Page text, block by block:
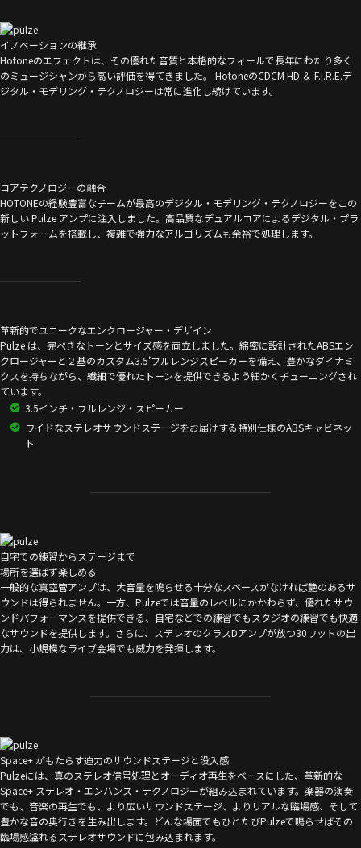
イノベーションの継承
Hotoneのエフェクトは、その優れた音質と本格的なフィールで長年にわたり多く
のミュージシャンから高い評価を得てきました。 HotoneのCDCM HD ＆ F.I.R.E.デ
ジタル・モデリング・テクノロジーは常に進化し続けています。
コアテクノロジーの融合
HOTONEの経験豊富なチームが最高のデジタル・モデリング・テクノロジーをこの
新しい Pulze アンプに注入しました。高品質なデュアルコアによるデジタル・プラ
ットフォームを搭載し、複雑で強力なアルゴリズムも余裕で処理します。
革新的でユニークなエンクロージャー・デザイン
Pulze は、完ぺきなトーンとサイズ感を両立しました。綿密に設計されたABSエン
クロージャーと２基のカスタム3.5’フルレンジスピーカーを備え、豊かなダイナミ
クスを持ちながら、繊細で優れたトーンを提供できるよう細かくチューニングされ
ています。
3.5インチ・フルレンジ・スピーカー
ワイドなステレオサウンドステージをお届けする特別仕様のABSキャビネッ
ト
自宅での練習からステージまで
場所を選ばず楽しめる
一般的な真空管アンプは、大音量を鳴らせる十分なスペースがなければ艶のあるサ
ウンドは得られません。一方、Pulzeでは音量のレベルにかかわらず、優れたサウ
ンドパフォーマンスを提供できる、自宅などでの練習でもスタジオの練習でも快適
なサウンドを提供します。さらに、ステレオのクラスDアンプが放つ30ワットの出
力は、小規模なライブ会場でも威力を発揮します。
Space+ がもたらす迫力のサウンドステージと没入感
Pulzeには、真のステレオ信号処理とオーディオ再生をベースにした、革新的な
Space+ ステレオ・エンハンス・テクノロジーが組み込まれています。楽器の演奏
でも、音楽の再生でも、より広いサウンドステージ、よりリアルな臨場感、そして
豊かな音の奥行きを生み出します。どんな場面でもひとたびPulzeで鳴らせばその
臨場感溢れるステレオサウンドに包み込まれます。